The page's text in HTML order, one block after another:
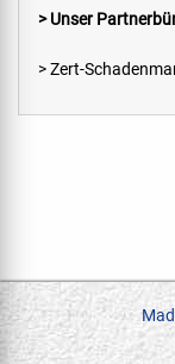
> Unser
> Zert-